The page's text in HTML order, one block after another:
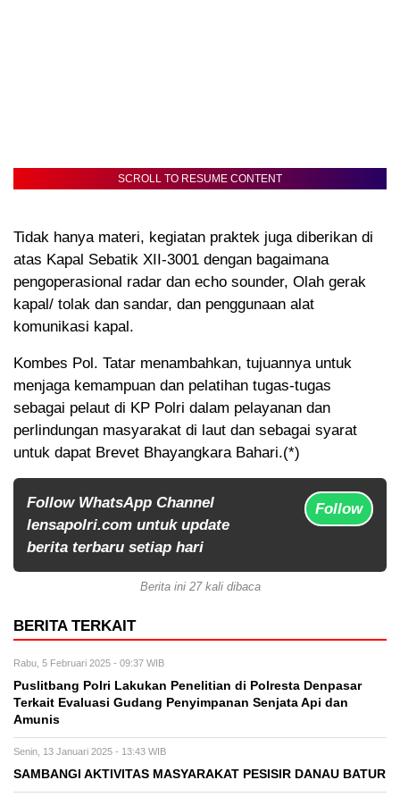
SCROLL TO RESUME CONTENT
Tidak hanya materi, kegiatan praktek juga diberikan di
atas Kapal Sebatik XII-3001 dengan bagaimana
pengoperasional radar dan echo sounder, Olah gerak
kapal/ tolak dan sandar, dan penggunaan alat
komunikasi kapal.
Kombes Pol. Tatar menambahkan, tujuannya untuk
menjaga kemampuan dan pelatihan tugas-tugas
sebagai pelaut di KP Polri dalam pelayanan dan
perlindungan masyarakat di laut dan sebagai syarat
untuk dapat Brevet Bhayangkara Bahari.(*)
Follow WhatsApp Channel
lensapolri.com untuk update
berita terbaru setiap hari
Follow
Berita ini 27 kali dibaca
BERITA TERKAIT
Rabu, 5 Februari 2025 - 09:37 WIB
Puslitbang Polri Lakukan Penelitian di Polresta Denpasar
Terkait Evaluasi Gudang Penyimpanan Senjata Api dan
Amunis
Senin, 13 Januari 2025 - 13:43 WIB
SAMBANGI AKTIVITAS MASYARAKAT PESISIR DANAU BATUR